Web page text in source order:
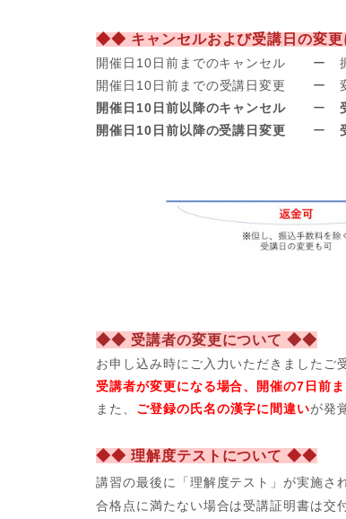
◆◆ キャンセルおよび受講日の変
開催日10日前までのキャンセル ー 振
開催日 10日前までの受講日変更 ー 変
開催日10日前以降のキャンセル ー
開催日10日前以降の受講日変更 ー
◆◆ 受講者の変更について ◆◆
お申し込み時にご入力いただきましたご
受講者が変更になる場合、開催の7日前
また、 ご登録の氏名の漢字に間違いが発
◆◆ 理解度テストについて ◆◆
講習の最後に「理解度テスト」が実施さ
合格点に満たない場合は受講証明書は交